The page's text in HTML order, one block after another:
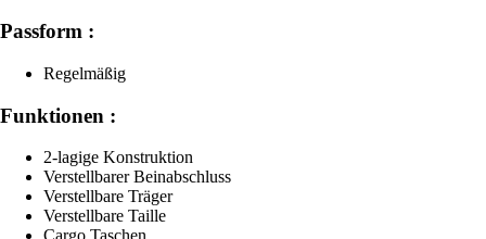
Passform :
Regelmäßig
Funktionen :
2-lagige Konstruktion
Verstellbarer Beinabschluss
Verstellbare Träger
Verstellbare Taille